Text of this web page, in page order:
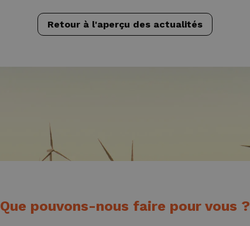
Retour à l'aperçu des actualités
Que pouvons-nous faire pour vous ?